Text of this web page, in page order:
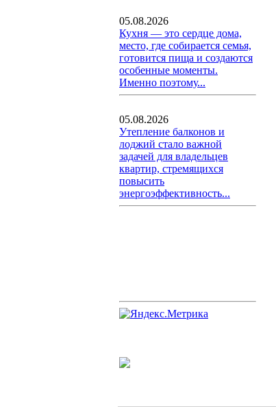
05.08.2026
Кухня — это сердце дома,
место, где собирается семья,
готовится пища и создаются
особенные моменты.
Именно поэтому...
05.08.2026
Утепление балконов и
лоджий стало важной
задачей для владельцев
квартир, стремящихся
повысить
энергоэффективность...